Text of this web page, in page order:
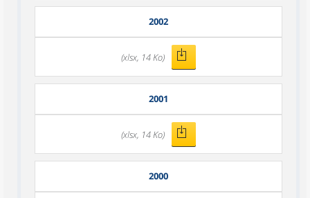
2002
(xlsx, 14 Ko)
2001
(xlsx, 14 Ko)
2000